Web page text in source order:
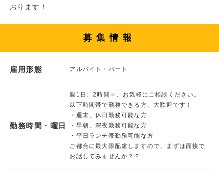
おります！
募集情報
雇用形態 アルバイト・パート
勤務時間・曜日
週1日、2時間～、お気軽にご相談ください。
以下時間帯で勤務できる方、大歓迎です！
・週末、休日勤務可能な方
・早朝、深夜勤務可能な方
・平日ランチ帯勤務可能な方
ご都合に最大限配慮しますので、まずは面接で
お話してみませんか？？